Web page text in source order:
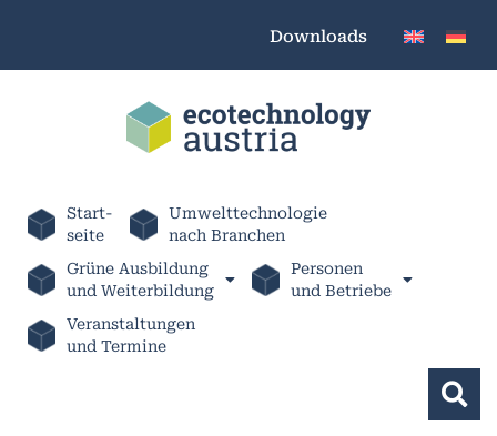
Downloads
Start-
seite
Umwelttechnologie
nach Branchen
Grüne Ausbildung
und Weiterbildung
Personen
und Betriebe
Veranstaltungen
und Termine